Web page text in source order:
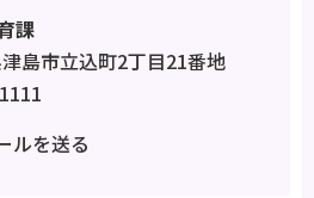
課
島市立込町2丁目21番地
ルを送る